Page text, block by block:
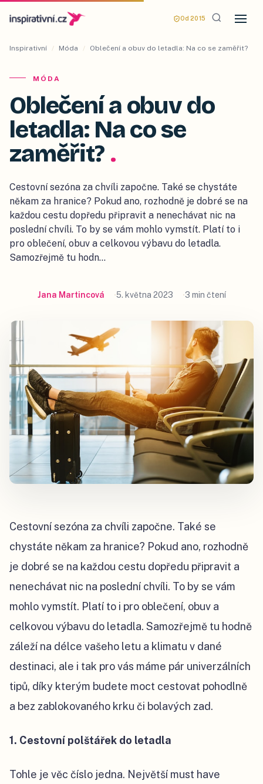
Od 2015
Inspirativní / Móda / Oblečení a obuv do letadla: Na co se zaměřit?
MÓDA
Oblečení a obuv do
letadla: Na co se
zaměřit? .
Cestovní sezóna za chvíli započne. Také se chystáte
někam za hranice? Pokud ano, rozhodně je dobré se na
každou cestu dopředu připravit a nenechávat nic na
poslední chvíli. To by se vám mohlo vymstít. Platí to i
pro oblečení, obuv a celkovou výbavu do letadla.
Samozřejmě tu hodn…
Jana Martincová 5. května 2023 3 min čtení
Cestovní sezóna za chvíli započne. Také se
chystáte někam za hranice? Pokud ano, rozhodně
je dobré se na každou cestu dopředu připravit a
nenechávat nic na poslední chvíli. To by se vám
mohlo vymstít. Platí to i pro oblečení, obuv a
celkovou výbavu do letadla. Samozřejmě tu hodně
záleží na délce vašeho letu a klimatu v dané
destinaci, ale i tak pro vás máme pár univerzálních
tipů, díky kterým budete moct cestovat pohodlně
a bez zablokovaného krku či bolavých zad.
1. Cestovní polštářek do letadla
Tohle je věc číslo jedna. Největší must have